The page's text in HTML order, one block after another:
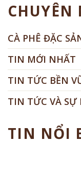
CHUYÊN
CÀ PHÊ ĐẶC
TIN MỚI NHẤT
TIN TỨC BỀN
TIN TỨC VÀ SỰ
TIN NỔI